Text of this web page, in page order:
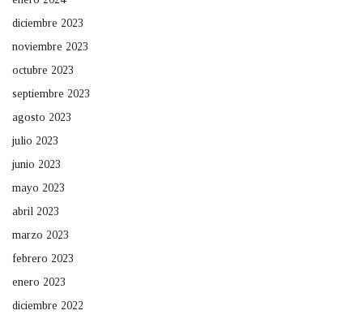
diciembre 2023
noviembre 2023
octubre 2023
septiembre 2023
agosto 2023
julio 2023
junio 2023
mayo 2023
abril 2023
marzo 2023
febrero 2023
enero 2023
diciembre 2022